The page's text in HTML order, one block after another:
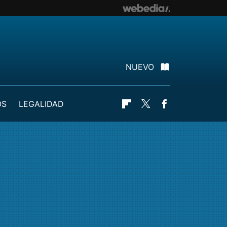
NUEVO
LEGALIDAD Flipboard
Twitter